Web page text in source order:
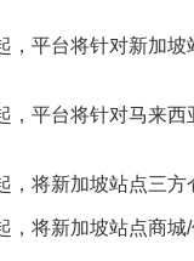
，平台将针对新加
，平台将针对马来
，将新加坡站点三
，将新加坡站点商